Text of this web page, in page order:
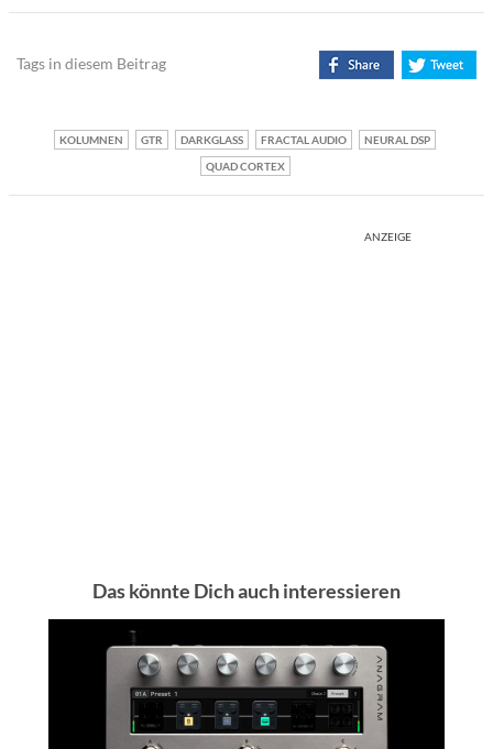
Tags in diesem Beitrag
KOLUMNEN GTR DARKGLASS FRACTAL AUDIO
NEURAL DSP
QUAD CORTEX
ANZEIGE
Das könnte Dich auch interessieren